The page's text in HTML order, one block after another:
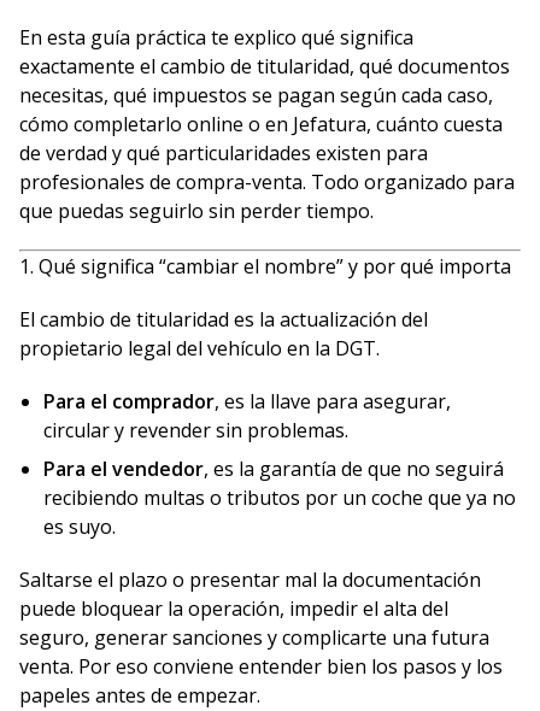
En esta guía práctica te explico qué significa
exactamente el cambio de titularidad, qué documentos
necesitas, qué impuestos se pagan según cada caso,
cómo completarlo online o en Jefatura, cuánto cuesta
de verdad y qué particularidades existen para
profesionales de compra-venta. Todo organizado para
que puedas seguirlo sin perder tiempo.
1. Qué significa “cambiar el nombre” y por qué importa
El cambio de titularidad es la actualización del
propietario legal del vehículo en la DGT.
Para el comprador, es la llave para asegurar,
circular y revender sin problemas.
Para el vendedor, es la garantía de que no seguirá
recibiendo multas o tributos por un coche que ya no
es suyo.
Saltarse el plazo o presentar mal la documentación
puede bloquear la operación, impedir el alta del
seguro, generar sanciones y complicarte una futura
venta. Por eso conviene entender bien los pasos y los
papeles antes de empezar.